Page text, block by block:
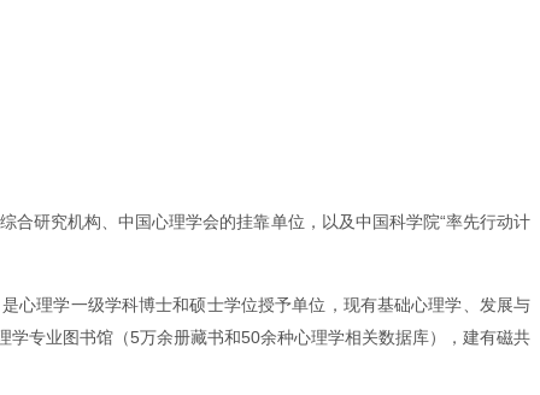
合研究机构、中国心理学会的挂靠单位，以及中国科学院“率先行动计
心理学一级学科博士和硕士学位授予单位，现有基础心理学、发展与
专业图书馆（5万余册藏书和50余种心理学相关数据库），建有磁共